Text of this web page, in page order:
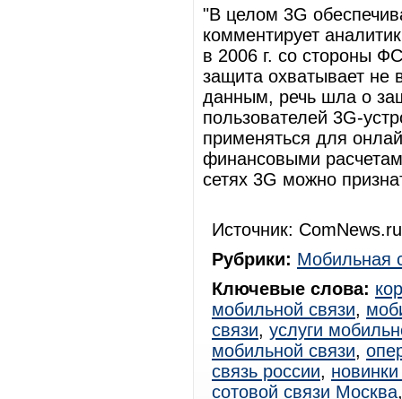
"В целом 3G
комментирует
в 2006 г. со стороны
защита охватывает не
данным, речь шла о
пользователей 3G-
применяться для
финансовыми
сетях 3G можно
Источник:
Рубрики: Мобильная
Ключевые слова:
мобильной связи,
связи, услуги
мобильной связи,
связь россии,
сотовой связи Москва